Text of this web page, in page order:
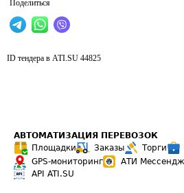
Поделиться
ID тендера в ATI.SU 44825
АВТОМАТИЗАЦИЯ ПЕРЕВОЗОК
Площадки
Заказы Торги
GPS-мониторинг
АТИ
API ATI.SU